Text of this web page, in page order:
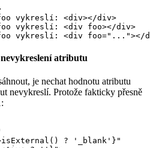
vykreslí: <div></div>
vykreslí: <div foo></div>
atributu
je nechat hodnotu atributu
nevykreslí. Protože fakticky přesně
: